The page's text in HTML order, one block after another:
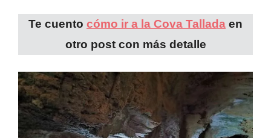
Te cuento cómo ir a la Cova Tallada en
otro post con más detalle